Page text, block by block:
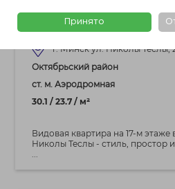
Принято
Н.Теслы, 23 Минск Мир
г. Минск ул. Николы Теслы,
Октябрьский район
ст. м. Аэродромная
30.1 / 23.7 / м²
Видовая квартира на 17‑м
Николы Теслы - стиль, простор
...